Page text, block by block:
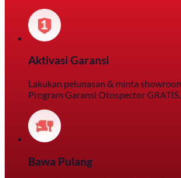
Aktivasi Garansi
Lakukan pelunasan & minta
Program Garansi Otospector GRATIS.
Bawa Pulang